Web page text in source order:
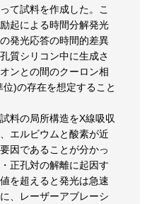
て試料を作成した。こ
起による時間分解発光
発光応答の時間的差異
質シリコン中に生成さ
ンとの間のクーロン相
)の存在を想定すること
料の局所構造をX線吸収
エルビウムと酸素が近
因であることが分かっ
正孔対の解離に起因す
を超えると発光は急速
、レーザーアブレーシ